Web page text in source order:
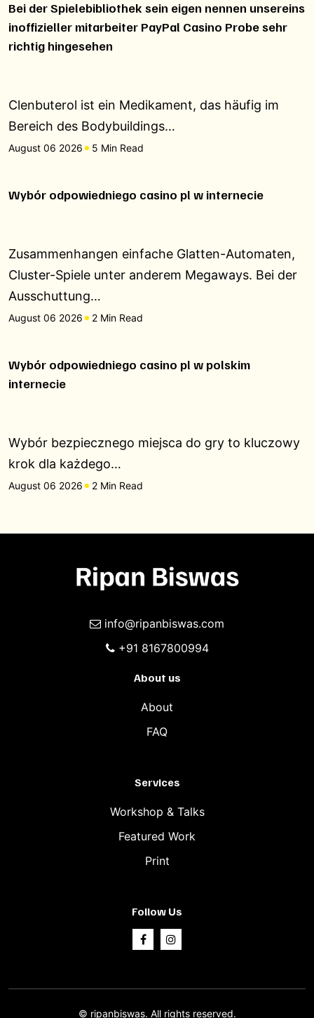
Bei der Spielebibliothek sein eigen nennen unsereins
inoffizieller mitarbeiter PayPal Casino Probe sehr
richtig hingesehen
Clenbuterol ist ein Medikament, das häufig im
Bereich des Bodybuildings…
August 06 2026 5 Min Read
Wybór odpowiedniego casino pl w internecie
Zusammenhangen einfache Glatten-Automaten,
Cluster-Spiele unter anderem Megaways. Bei der
Ausschuttung…
August 06 2026 2 Min Read
Wybór odpowiedniego casino pl w polskim
internecie
Wybór bezpiecznego miejsca do gry to kluczowy
krok dla każdego…
August 06 2026 2 Min Read
info@ripanbiswas.com
+91 8167800994
About us
About
FAQ
Services
Workshop & Talks
Featured Work
Print
Follow Us
© ripanbiswas. All rights reserved.